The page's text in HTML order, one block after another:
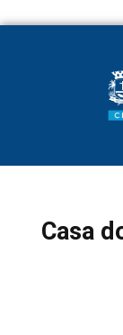
Casa